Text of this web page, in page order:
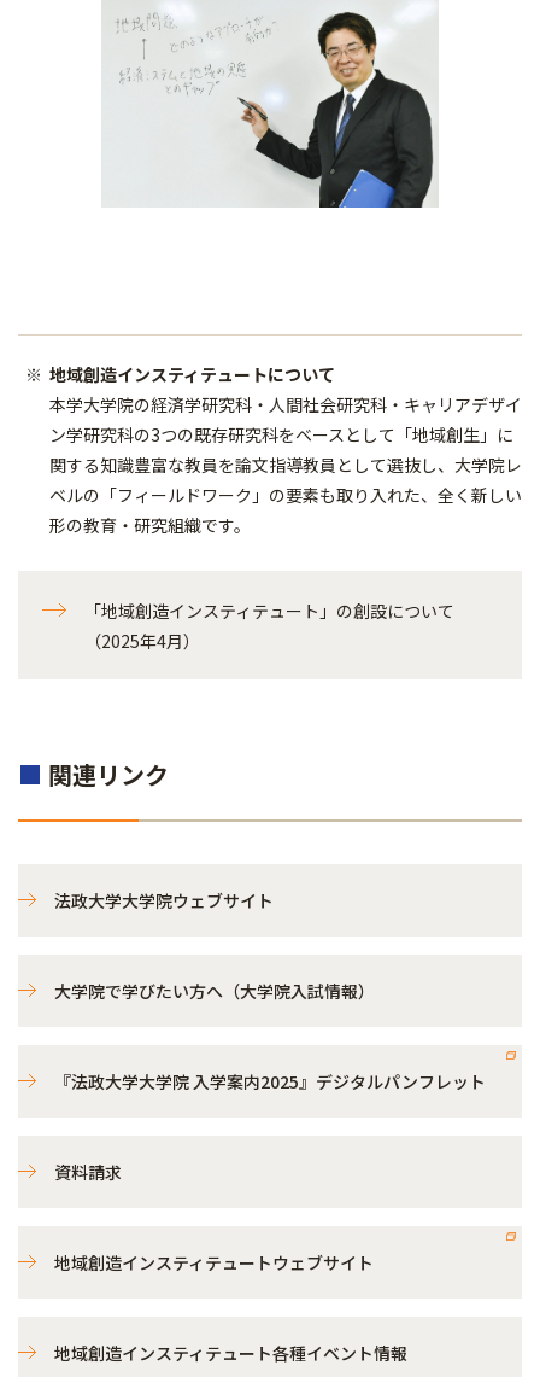
地域創造インスティテュートについて
本学大学院の経済学研究科・人間社会研究科・キャリアデザイ
ン学研究科の3つの既存研究科をベースとして「地域創生」に
関する知識豊富な教員を論文指導教員として選抜し、大学院レ
ベルの「フィールドワーク」の要素も取り入れた、全く新しい
形の教育・研究組織です。
「地域創造インスティテュート」の創設について
（2025年4月）
■ 関連リンク
法政大学大学院ウェブサイト
大学院で学びたい方へ（大学院入試情報）
『法政大学大学院 入学案内2025』デジタルパンフレット
資料請求
地域創造インスティテュートウェブサイト
地域創造インスティテュート各種イベント情報